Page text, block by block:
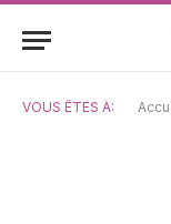
VOUS ÊTES À: